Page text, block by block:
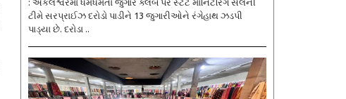
: અંકલેશ્વરમાં ધમધમતા જુગાર ક્લબ પર સ્ટેટ મોનિટરિંગ સેલની
ટીમે સરપ્રાઈઝ દરોડો પાડીને 13 જુગારીઓને રંગેહાથ ઝડપી
પાડ્યા છે. દરોડા ..